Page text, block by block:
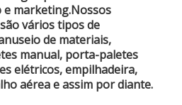
e marketing.Nossos
vários tipos de
de materiais,
manual, porta-paletes
elétricos, empilhadeira,
aérea e assim por diante.